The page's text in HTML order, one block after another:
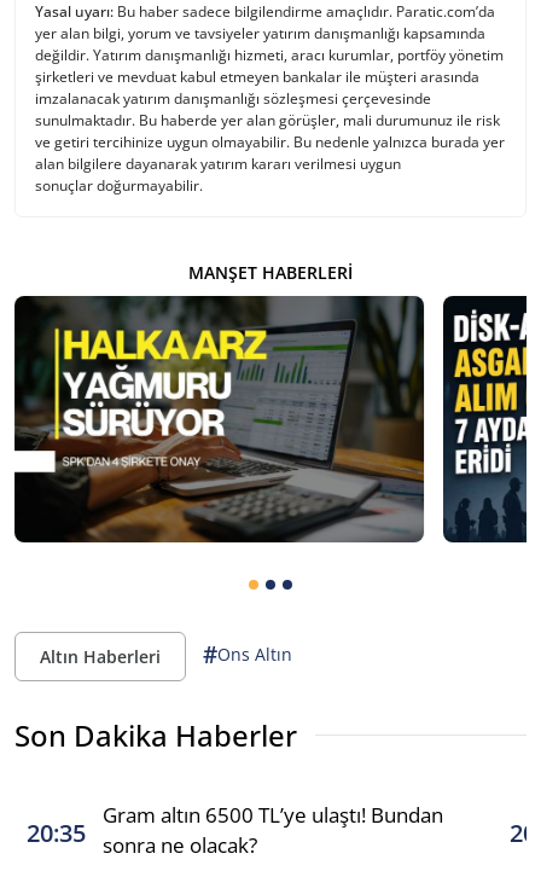
Yasal uyarı: Bu haber sadece bilgilendirme amaçlıdır. Paratic.com’da
yer alan bilgi, yorum ve tavsiyeler yatırım danışmanlığı kapsamında
değildir. Yatırım danışmanlığı hizmeti, aracı kurumlar, portföy yönetim
şirketleri ve mevduat kabul etmeyen bankalar ile müşteri arasında
imzalanacak yatırım danışmanlığı sözleşmesi çerçevesinde
sunulmaktadır. Bu haberde yer alan görüşler, mali durumunuz ile risk
ve getiri tercihinize uygun olmayabilir. Bu nedenle yalnızca burada yer
alan bilgilere dayanarak yatırım kararı verilmesi uygun
sonuçlar doğurmayabilir.
MANŞET HABERLERI
Altın Haberleri #Ons Altın
Son Dakika Haberler
20:35
Gram altın 6500 TL’ye ulaştı! Bundan
sonra ne olacak?